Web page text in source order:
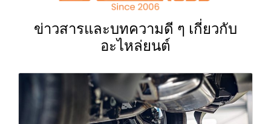
ข่าวสารและบทความดี ๆ เกี่ยวกับ
อะไหล่ยนต์